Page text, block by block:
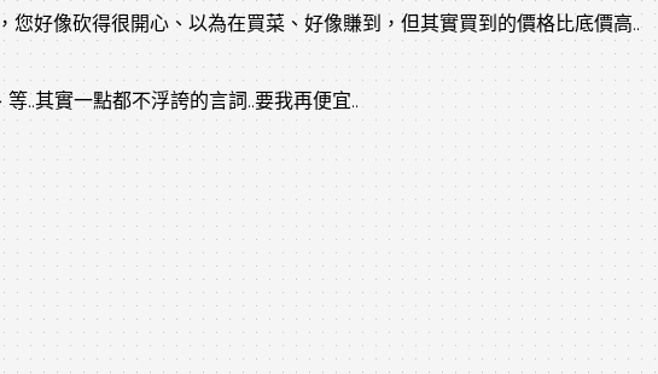
好像砍得很開心、以為在買菜、好像賺到，但其實買到的價格比底價高..
..其實一點都不浮誇的言詞..要我再便宜..